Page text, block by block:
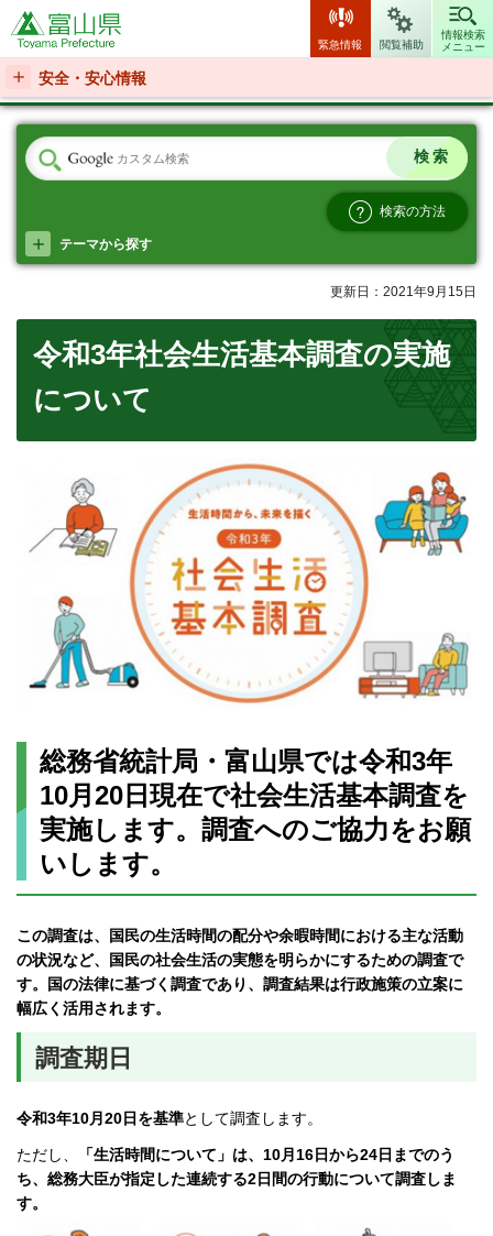
富山県
緊急情報 閲覧補助
情報検索
メニュー
安全・安心情報
検索の方法
テーマから探す
更新日：2021年9月15日
令和3年社会生活基本調査の実施
について
総務省統計局・富山県では令和3年
10月20日現在で社会生活基本調査を
実施します。 調査へのご協力をお願
いします。
この調査は、国民の生活時間の配分や余暇時間における主な活動
の状況など、国民の社会生活の実態を明らかにするための調査で
す。国の法律に基づく調査であり、調査結果は行政施策の立案に
幅広く活用されます。
調査期日
令和3年10月20日を基準として調査します。
ただし、
「生活時間について」は、10月16日から24日までのう
ち、総務大臣が指定した連続する2日間の行動について調査しま
す。